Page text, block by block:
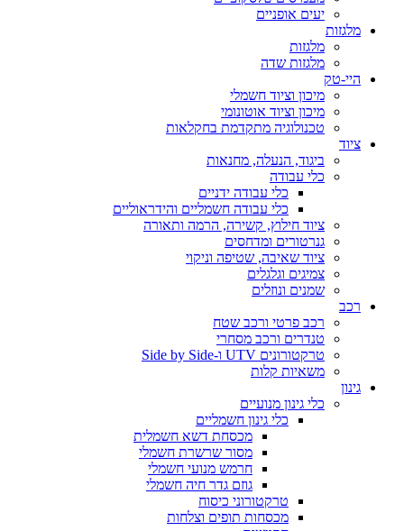
יעים אופניים
מלגזות
מלגזות
מלגזות שדה
היי-טק
מיכון וציוד חשמלי
מיכון וציוד אוטונומי
טכנולוגיה מתקדמת בחקלאות
ציוד
ביגוד, הנעלה, מחנאות
כלי עבודה
כלי עבודה ידניים
כלי עבודה חשמליים והידראוליים
ציוד חילוץ, קשירה, הרמה ותאורה
גנרטורים ומדחסים
ציוד שאיבה, שטיפה וניקוי
צמיגים וגלגלים
שמנים ונוזלים
רכב
רכב פרטי ורכב שטח
טנדרים ורכב מסחרי
טרקטורונים UTV ו-Side by Side
משאיות קלות
גינון
כלי גינון מנועיים
כלי גינון חשמליים
מכסחת דשא חשמלית
מסור שרשרת חשמלי
חרמש מנועי חשמלי
גוזם גדר חיה חשמלי
טרקטורוני כיסוח
מכסחות תופים וצלחות